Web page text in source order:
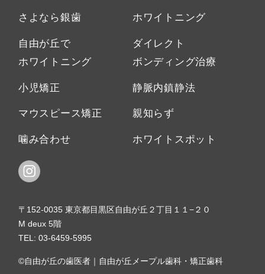
さよなら銀歯 ホワイトニング
自由が丘で
ホワイトニング
ダイレクト
ボンディング治療
小児矯正 静脈内鎮静法
マウスピース矯正 親知らず
噛み合わせ ホワイトスポット
〒152-0035 東京都目黒区自由が丘２丁目１１−２０
M deux 5階
TEL: 03-6459-5995
©自由が丘の歯医者｜自由が丘メープル歯科・矯正歯科